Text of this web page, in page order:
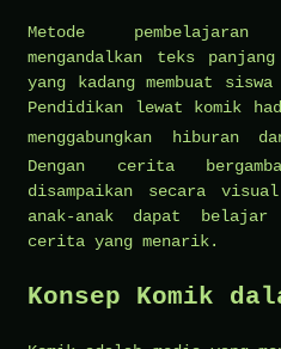
Metode
mengandalkan teks
yang kadang membuat
Pendidikan lewat komik
menggabungkan hiburan
Dengan cerita
disampaikan secara
anak-anak dapat
cerita yang menarik.
Konsep Komik